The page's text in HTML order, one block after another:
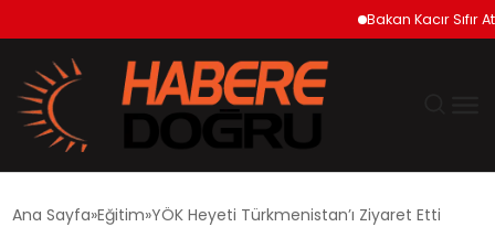
Bakan Kacır Sıfır
Ana Sayfa Eğitim YÖK Heyeti Türkmenistan’ı Ziyaret Etti